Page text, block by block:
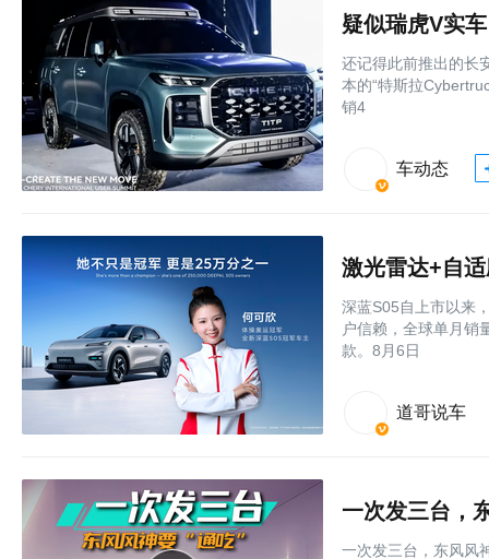
疑似瑞虎V实
还记得此前推出的长
本的“特斯拉
销4
车动态
激光雷达+自
深蓝S05自上市以来
户信赖，全球单月销
款。8月6日
道哥说车
一次发三台，
一次发三台，东风风